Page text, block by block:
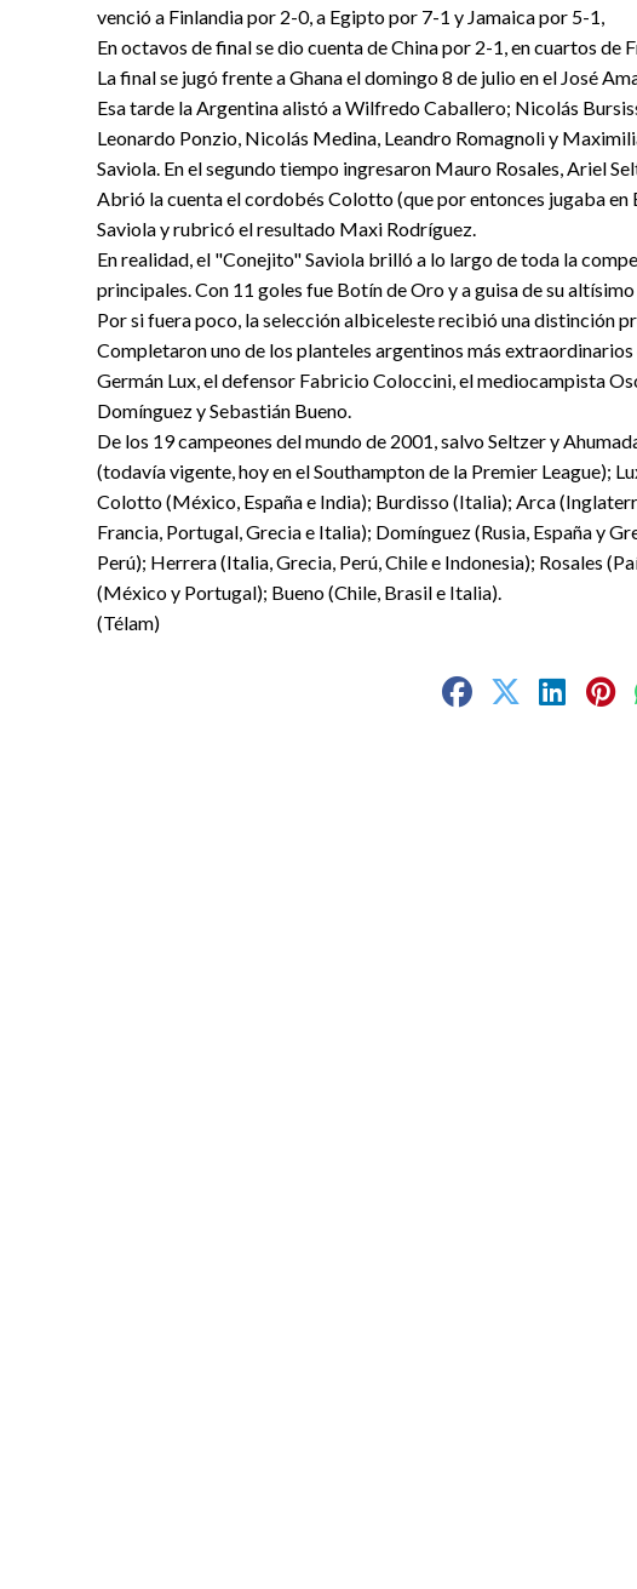
venció a Finlandia por 2-0, a Egipto por 7-1 y Jamaica por 5-1,
En octavos de final se dio cuenta de China por 2-1, en cuartos de
La final se jugó frente a Ghana el domingo 8 de julio en el José
Esa tarde la Argentina alistó a Wilfredo Caballero; Nicolás
Leonardo Ponzio, Nicolás Medina, Leandro Romagnoli y
Saviola. En el segundo tiempo ingresaron Mauro Rosales, Ariel
Abrió la cuenta el cordobés Colotto (que por entonces jugaba en
Saviola y rubricó el resultado Maxi Rodríguez.
En realidad, el "Conejito" Saviola brilló a lo largo de toda la
principales. Con 11 goles fue Botín de Oro y a guisa de su
Por si fuera poco, la selección albiceleste recibió una distinción
Completaron uno de los planteles argentinos más
Germán Lux, el defensor Fabricio Coloccini, el mediocampista
Domínguez y Sebastián Bueno.
De los 19 campeones del mundo de 2001, salvo Seltzer y
(todavía vigente, hoy en el Southampton de la Premier League);
Colotto (México, España e India); Burdisso (Italia); Arca
Francia, Portugal, Grecia e Italia); Domínguez (Rusia, España y
Perú); Herrera (Italia, Grecia, Perú, Chile e Indonesia); Rosales
(México y Portugal); Bueno (Chile, Brasil e Italia).
(Télam)